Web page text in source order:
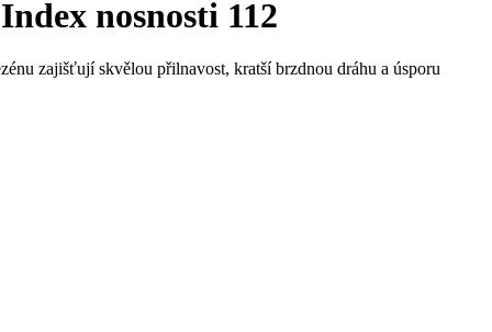
nosnosti 112
zajišťují skvělou přilnavost, kratší brzdnou dráhu a úsporu